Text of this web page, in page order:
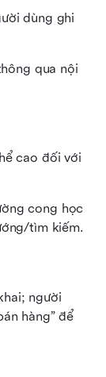
dùng ghi
qua nội
cao đối với
cong học
tìm kiếm.
người
hàng” để